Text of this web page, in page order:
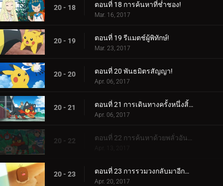
20 - 18 ตอนที่ 18 การค้นหาที่ช่ำชอง!
Mar. 16, 2017
20 - 19 ตอนที่ 19 รีแมตช์ผู้พิทักษ์!
Mar. 23, 2017
20 - 20 ตอนที่ 20 พันธมิตรสัญญา!
Apr. 06, 2017
20 - 21 ตอนที่ 21 การเดินทางครั้งหนึ่งสิ้นสุดลง อีกการเดินทางหนึ่งเริ่มต้น...
Apr. 06, 2017
20 - 22
Apr. 13, 2017
20 - 23 ตอนที่ 23 การรวมวงกลับมาอีกครั้ง!
Apr. 20, 2017